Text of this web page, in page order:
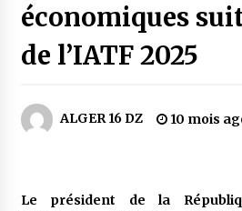
Carte Chiffa : Mise à
économiques
de l’IATF 2025
ALGER 16 DZ 10 mois
Le président de la